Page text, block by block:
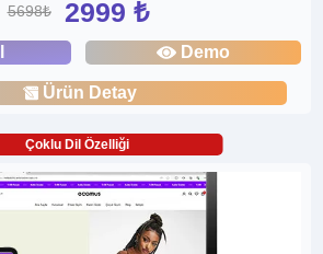
5698₺ 2999 ₺
Demo
Ürün Detay
Çoklu Dil Özelliği